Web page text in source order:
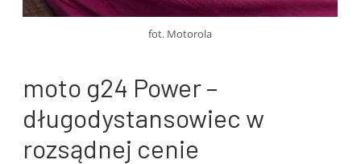
fot. Motorola
moto g24 Power –
długodystansowiec w
rozsądnej cenie